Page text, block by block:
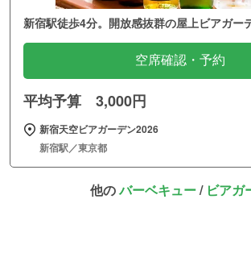
新宿駅徒歩4分。開放感抜群の屋上ビアガー
空席確認・予約
平均予算 3,000円
新宿天空ビアガーデン2026
新宿駅／東京都
他のバーベキュー/ ビアガ